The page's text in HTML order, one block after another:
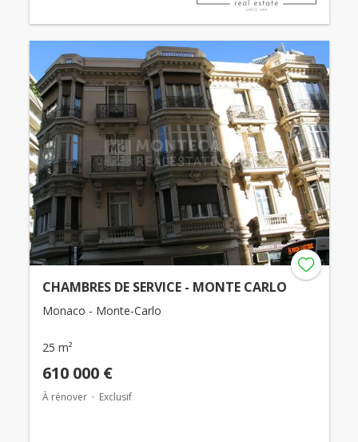
CHAMBRES DE SERVICE - MONTE CARLO
Monaco - Monte-Carlo
25 m²
610 000 €
À rénover Exclusif